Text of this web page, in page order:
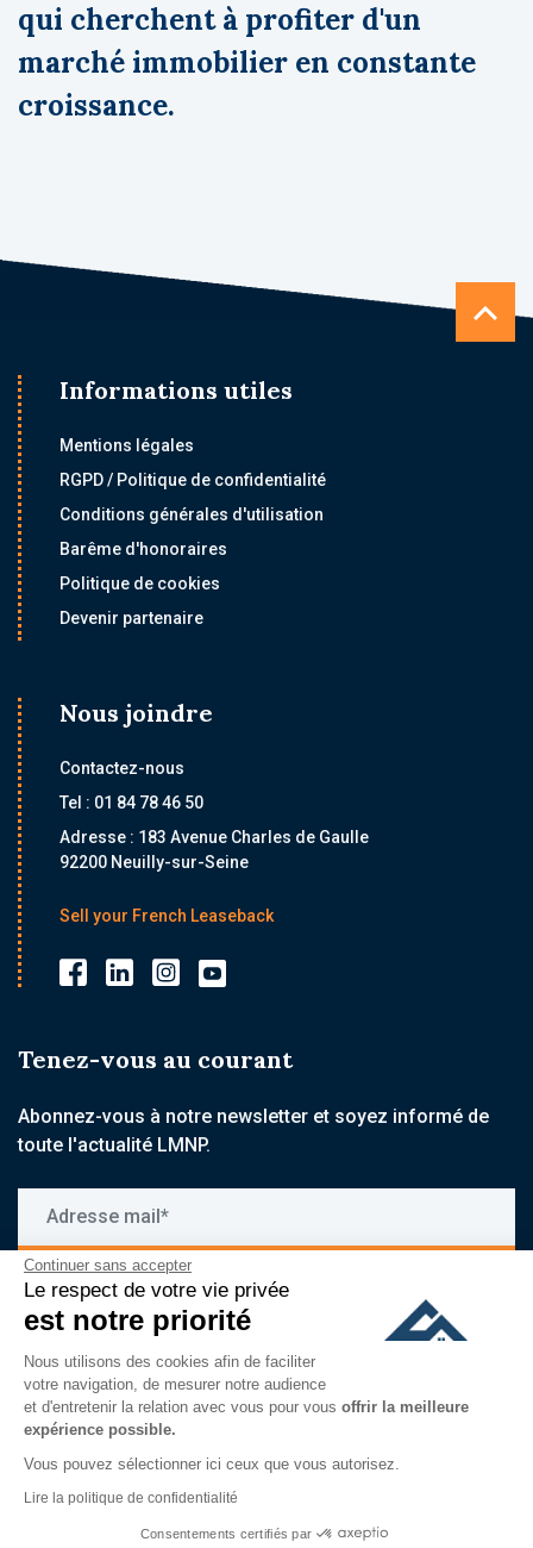
Continuer sans accepter
Le respect de votre vie privée
est notre priorité
Nous utilisons des cookies afin de faciliter
votre navigation, de mesurer notre audience
et d'entretenir la relation avec vous pour vous offrir la meilleure
expérience possible.
Vous pouvez sélectionner ici ceux que vous autorisez.
Lire la politique de confidentialité
Consentements certifiés par
qui cherchent à profiter d'un
marché immobilier en constante
croissance.
Informations utiles
Mentions légales
RGPD / Politique de confidentialité
Conditions générales d'utilisation
Barême d'honoraires
Politique de cookies
Devenir partenaire
Nous joindre
Contactez-nous
Tel : 01 84 78 46 50
Adresse : 183 Avenue Charles de Gaulle
92200 Neuilly-sur-Seine
Sell your French Leaseback
Tenez-vous au courant
Abonnez-vous à notre newsletter et soyez informé de
toute l'actualité LMNP.
En vous inscrivant à notre newsletter, vous acceptez de recevoir
connaissance de notre
politique de confidentialité